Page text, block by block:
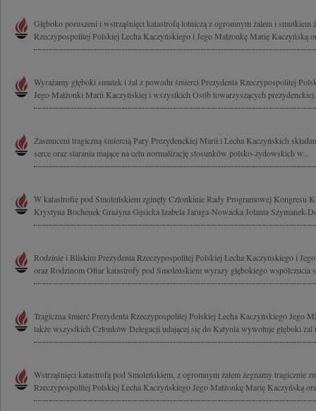
Głęboko poruszeni i wstrząśnięci katastrofą lotniczą z ogromnym żalem i smutkiem
Rzeczypospolitej Polskiej Lecha Kaczyńskiego i Jego Małżonkę Marię Kaczyńską
Wyrażamy głęboki smutek i żal z powodu śmierci Prezydenta Rzeczypospolitej
Jego Małżonki Marii Kaczyńskiej i wszystkich Osób towarzyszących
Zasmuceni tragiczną śmiercią Pary Prezydenckiej Marii i Lecha Kaczyńskich
serce oraz starania mające na celu normalizację stosunków polsko-żydowskich w...
W katastrofie pod Smoleńskiem zginęły Członkinie Rady Programowej Kongresu
Krystyna Bochenek Grażyna Gęsicka Izabela Jaruga-Nowacka Jolanta Szymanek-
Rodzinie i Bliskim Prezydenta Rzeczypospolitej Polskiej Lecha Kaczyńskiego i
oraz Rodzinom Ofiar katastrofy pod Smoleńskiem wyrazy głębokiego współczucia
Tragiczna śmierć Prezydenta Rzeczypospolitej Polskiej Lecha Kaczyńskiego Jego
także wszystkich Członków Delegacji udającej się do Katynia wywołuje głęboki żal
Wstrząśnięci katastrofą pod Smoleńskiem, z ogromnym żalem żegnamy tragicznie
Rzeczypospolitej Polskiej Lecha Kaczyńskiego Jego Małżonkę Marię Kaczyńską